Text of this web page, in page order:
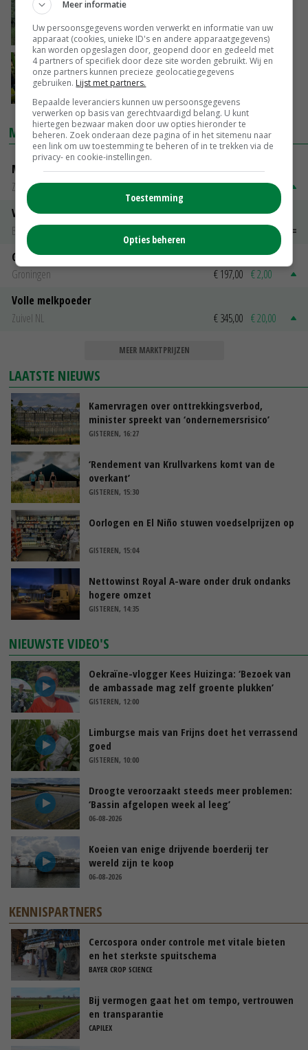
'Arbeidsmigratie niet minder wel beter'
21-11-2023
Eisen uitzendbureaus arbeidsmigranten
aangescherpt
MARKTPRIJZEN
Magere melkpoeder
Zuivel NL
€ 269,00 € 7,00
Vleeskuikens 2001-2600 gr
Barneveld
€ 1,11
Gerst
Groningen
€ 197,00 € 2,00
Volle melkpoeder
Zuivel NL
€ 345,00 € 20,00
MEER MARKTPRIJZEN
LAATSTE NIEUWS
Kamervragen over onttrekkingsverbod,
minister spreekt van ‘ondernemersrisico’
GISTEREN, 16:27
‘Rendement van Krullvarkens komt van de
overkant’
GISTEREN, 15:30
Oorlogen en El Niño stuwen voedselprijzen op
GISTEREN, 15:04
Nettowinst Royal A-ware onder druk ondanks
hogere omzet
GISTEREN, 14:35
NIEUWSTE VIDEO'S
Oekraïne-vlogger Kees Huizinga: ‘Bezoek van
de ambassade mag zelf groente plukken’
GISTEREN, 12:00
Limburgse mais van Frijns doet het verrassend
goed
GISTEREN, 10:00
Droogte veroorzaakt steeds meer problemen:
‘Bassin afgelopen week al leeg’
06-08-2026
Koeien van enige drijvende boerderij ter
wereld zijn te koop
06-08-2026
KENNISPARTNERS
Cercospora onder controle met vitale bieten
en het sterkste spuitschema
BAYER CROP SCIENCE
Bij vermogen gaat het om tempo, vertrouwen
en transparantie
CAPILEX
Meer informatie
Uw persoonsgegevens worden verwerkt en informatie van uw
apparaat (cookies, unieke ID's en andere apparaatgegevens)
kan worden opgeslagen door, geopend door en gedeeld met
4 partners of specifiek door deze site worden gebruikt. Wij en
onze partners kunnen precieze geolocatiegegevens
gebruiken. Lijst met partners.
Bepaalde leveranciers kunnen uw persoonsgegevens
verwerken op basis van gerechtvaardigd belang. U kunt
hiertegen bezwaar maken door uw opties hieronder te
beheren. Zoek onderaan deze pagina of in het sitemenu naar
een link om uw toestemming te beheren of in te trekken via de
privacy- en cookie-instellingen.
Toestemming
Opties beheren